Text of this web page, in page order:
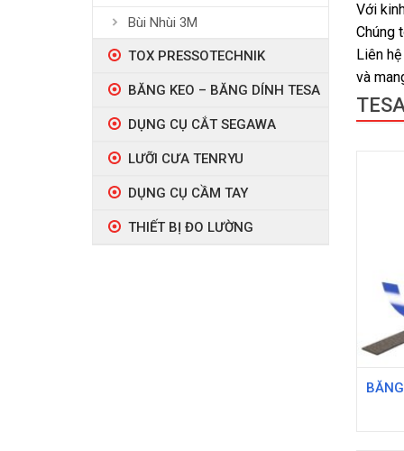
Bùi Nhùi 3M
TOX PRESSOTECHNIK
BĂNG KEO – BĂNG DÍNH TESA
DỤNG CỤ CẮT SEGAWA
LƯỠI CƯA TENRYU
DỤNG CỤ CẦM TAY
THIẾT BỊ ĐO LƯỜNG
Với
Chúng
Liên
và